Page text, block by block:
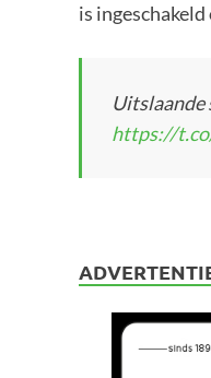
is
Uitslaande
https://